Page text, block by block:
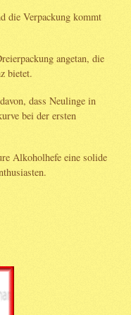
die Verpackung kommt
angetan, die
bietet.
dass Neulinge in
bei der ersten
Alkoholhefe eine solide